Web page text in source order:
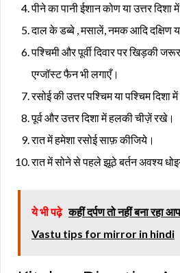
पीने का पानी ईशान कोण या उत्तर दिशा
दाल के डब्बे , मसालें, नमक आदि दक्षिण
पश्चिमी और पूर्वी दिवार पर खिड़की
एग्जॉस्ट फैन भी लगाएँ।
रसोई की उत्तर पश्चिम या पश्चिम
पूर्व और उत्तर दिशा में हलकी चीज़ें रखे।
रात में हमेशा रसोई साफ़ कीजिये।
रात में सोने से पहले झूठे बर्तन अवश्य
ये भी पढ़े कहीं दर्पण तो नहीं बना
Vastu tips for mirror in hindi